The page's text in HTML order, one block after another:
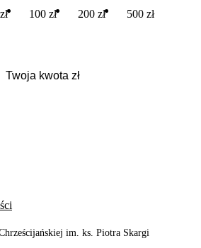
100 zł 200 zł 500 zł
im. ks. Piotra Skargi